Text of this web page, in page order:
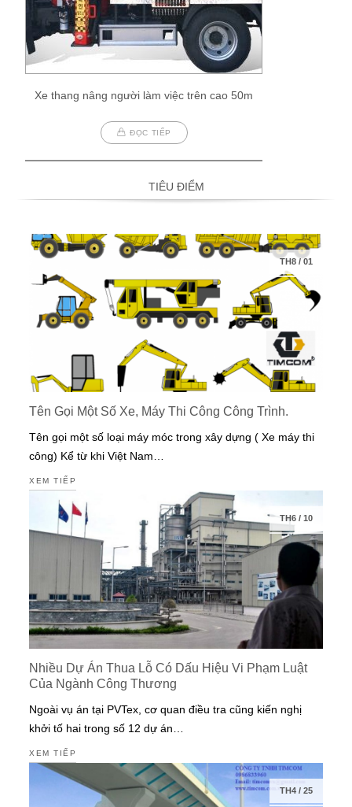
Xe thang nâng người làm việc trên cao 50m
ĐỌC TIẾP
TIÊU ĐIỂM
TH8/01
Tên Gọi Một Số Xe, Máy Thi Công Công Trình.
Tên gọi một số loại máy móc trong xây dựng ( Xe máy thi
công) Kể từ khi Việt Nam…
XEM TIẾP
TH6/ 10
Nhiều Dự Án Thua Lỗ Có Dấu Hiệu Vi Phạm Luật
Của Ngành Công Thương
Ngoài vụ án tại PVTex, cơ quan điều tra cũng kiến nghị
khởi tố hai trong số 12 dự án…
XEM TIẾP
TH4/ 25